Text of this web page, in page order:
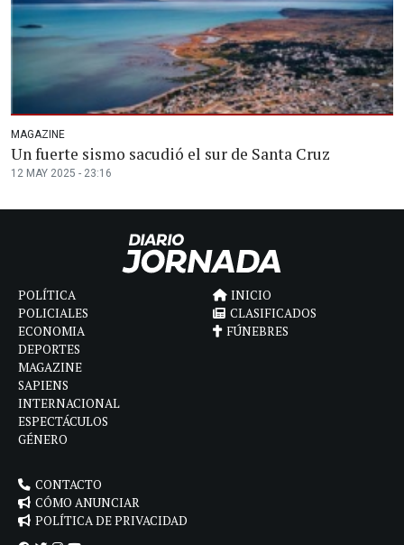
MAGAZINE
Un fuerte sismo sacudió el sur de Santa Cruz
12 MAY 2025 - 23:16
POLÍTICA
POLICIALES
ECONOMIA
DEPORTES
MAGAZINE
SAPIENS
INTERNACIONAL
ESPECTÁCULOS
GÉNERO
INICIO
CLASIFICADOS
FÚNEBRES
CONTACTO
CÓMO ANUNCIAR
POLÍTICA DE PRIVACIDAD